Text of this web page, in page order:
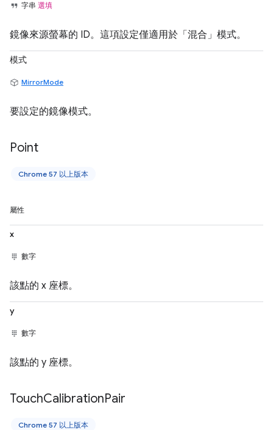
字串 選填
鏡像來源螢幕的 ID。這項設定僅適用於「混合」模式。
模式
MirrorMode
要設定的鏡像模式。
Point
Chrome 57 以上版本
屬性
x
數字
該點的 x 座標。
y
數字
該點的 y 座標。
TouchCalibrationPair
Chrome 57 以上版本